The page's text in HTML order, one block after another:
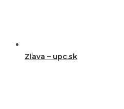
Zľava – upc.sk